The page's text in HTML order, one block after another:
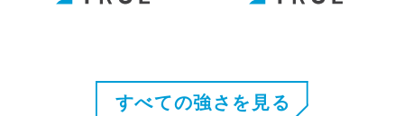
すべての強さを見る